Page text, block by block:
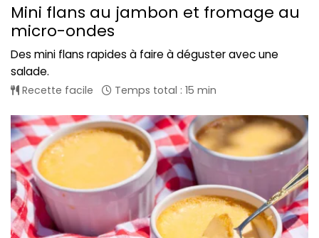
Mini flans au jambon et fromage au
micro-ondes
Des mini flans rapides à faire à déguster avec une
salade.
Recette facile Temps total : 15 min